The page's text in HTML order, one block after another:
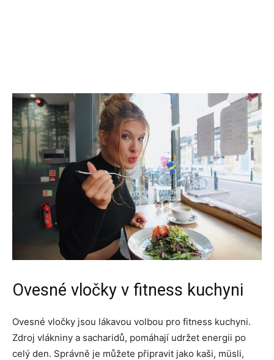
Ovesné vločky v fitness kuchyni
Ovesné vločky jsou lákavou volbou pro fitness kuchyni.
Zdroj vlákniny a sacharidů, pomáhají udržet energii po
celý den. Správně je můžete připravit jako kaši, müsli,